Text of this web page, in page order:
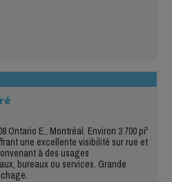
Ontario E., Montréal. Environ 3 700 pi²
une excellente visibilité sur rue et
à des usages
bureaux ou services. Grande